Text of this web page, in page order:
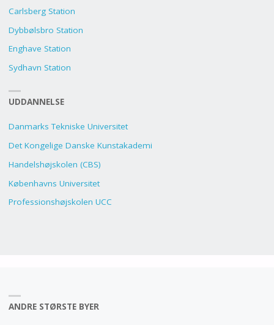
Carlsberg Station
Dybbølsbro Station
Enghave Station
Sydhavn Station
UDDANNELSE
Danmarks Tekniske Universitet
Det Kongelige Danske Kunstakademi
Handelshøjskolen (CBS)
Københavns Universitet
Professionshøjskolen UCC
ANDRE STØRSTE BYER